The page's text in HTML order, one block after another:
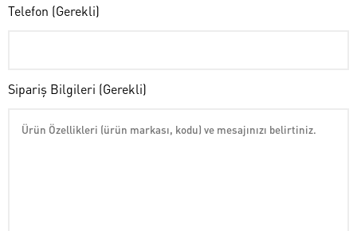
Telefon (Gerekli)
Sipariş Bilgileri (Gerekli)